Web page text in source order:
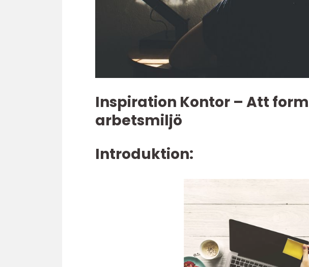
Inspiration Kontor – Att
arbetsmiljö
Introduktion: